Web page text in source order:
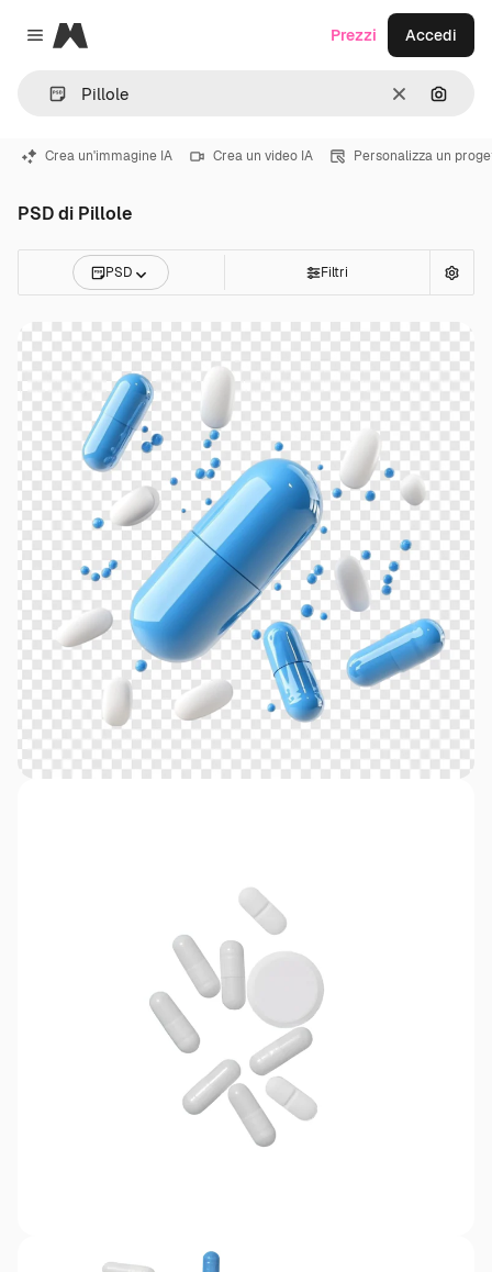
Close menu
Magnific
CancellaCerca
Prezzi Accedi
Crea un'immagine IA Crea un video IA Personalizza un
PSD di Pillole
PSD Filtri